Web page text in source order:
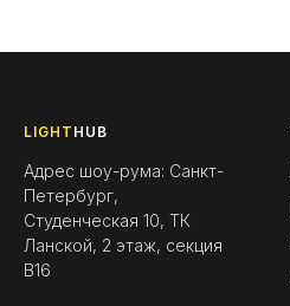
LIGHT HUB
Адрес шоу-рума: Санкт-
Петербург,
Студенческая 10, ТК
Ланской, 2 этаж, секция
B16